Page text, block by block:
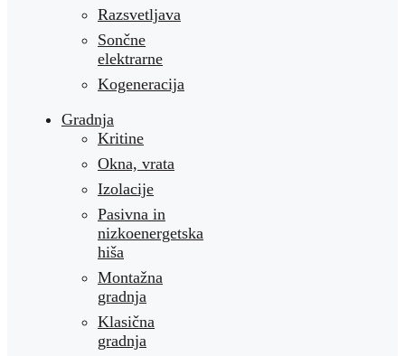
Razsvetljava
Sončne
elektrarne
Kogeneracija
Gradnja
Kritine
Okna, vrata
Izolacije
Pasivna in
nizkoenergetska
hiša
Montažna
gradnja
Klasična
gradnja